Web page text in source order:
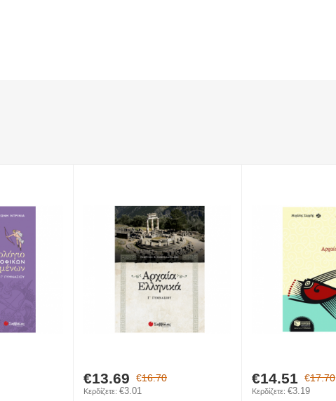
αποστολών προς χερσαίους προορισμούς.
€16.70
€13.69
Κερδίζετε: €3.01
€17.70
€14.51
Κερδίζετε: €3.19